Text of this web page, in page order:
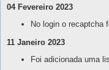
n
g
m
04 Fevereiro 2023
No login o recaptcha
11 Janeiro 2023
Foi adicionada uma